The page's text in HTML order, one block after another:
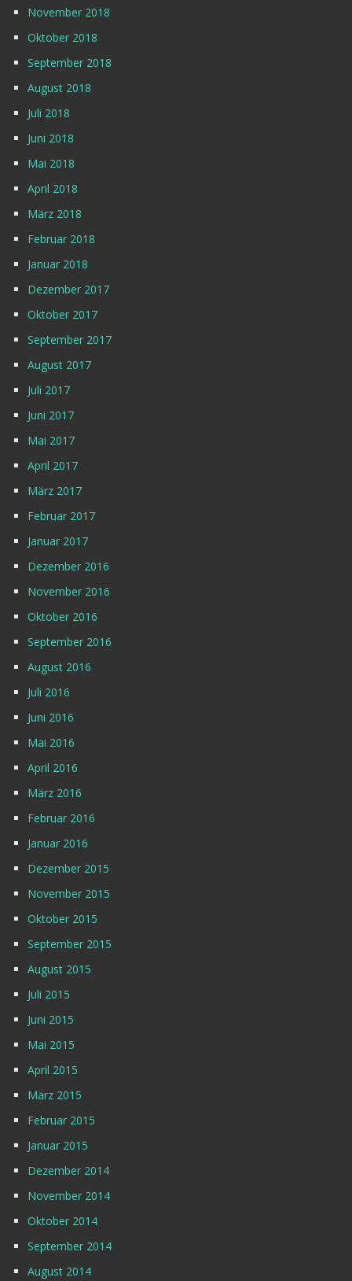
November 2018
Oktober 2018
September 2018
August 2018
Juli 2018
Juni 2018
Mai 2018
April 2018
März 2018
Februar 2018
Januar 2018
Dezember 2017
Oktober 2017
September 2017
August 2017
Juli 2017
Juni 2017
Mai 2017
April 2017
März 2017
Februar 2017
Januar 2017
Dezember 2016
November 2016
Oktober 2016
September 2016
August 2016
Juli 2016
Juni 2016
Mai 2016
April 2016
März 2016
Februar 2016
Januar 2016
Dezember 2015
November 2015
Oktober 2015
September 2015
August 2015
Juli 2015
Juni 2015
Mai 2015
April 2015
März 2015
Februar 2015
Januar 2015
Dezember 2014
November 2014
Oktober 2014
September 2014
August 2014